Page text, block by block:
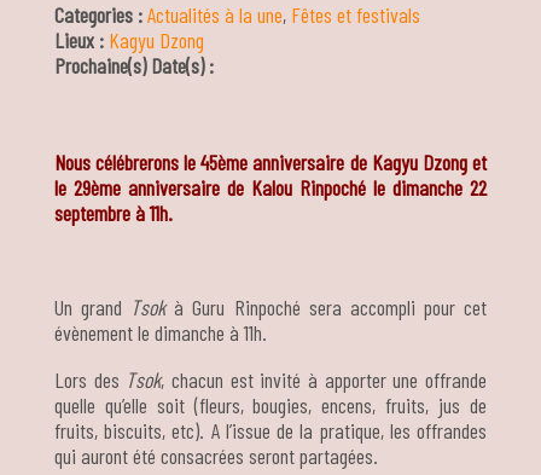
Categories :Actualités à la une, Fêtes et festivals
Lieux : Kagyu Dzong
Prochaine(s) Date(s) :
Nous célébrerons le 45ème anniversaire de Kagyu Dzong et
le 29ème anniversaire de Kalou Rinpoché le dimanche 22
septembre à 11h.
Un grand Tsokà Guru Rinpoché sera accompli pour cet
évènement le dimanche à 11h.
Lors des Tsok, chacun est invité à apporter une offrande
quelle qu’elle soit (fleurs, bougies, encens, fruits, jus de
fruits, biscuits, etc). A l’issue de la pratique, les offrandes
qui auront été consacrées seront partagées.